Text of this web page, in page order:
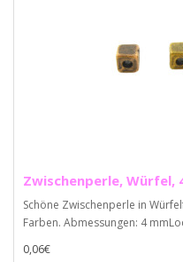
Zwischenperle, Würfel,
Schöne Zwischenperle in
Farben. Abmessungen: 4
0,06€